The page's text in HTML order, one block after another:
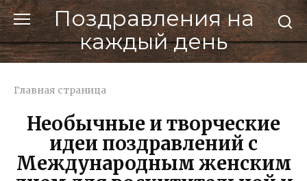
Перейти
к
контенту
Поздравления на
каждый день
Главная страница
Необычные и творческие
идеи поздравлений с
Международным женским